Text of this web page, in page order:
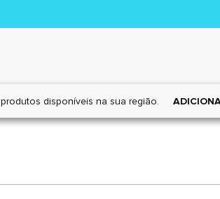
produtos disponíveis na sua região.